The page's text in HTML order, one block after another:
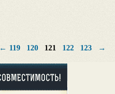
← 119 120 121 122 123 →